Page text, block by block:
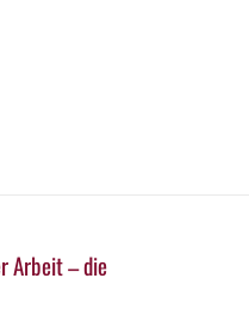
Arbeit – die